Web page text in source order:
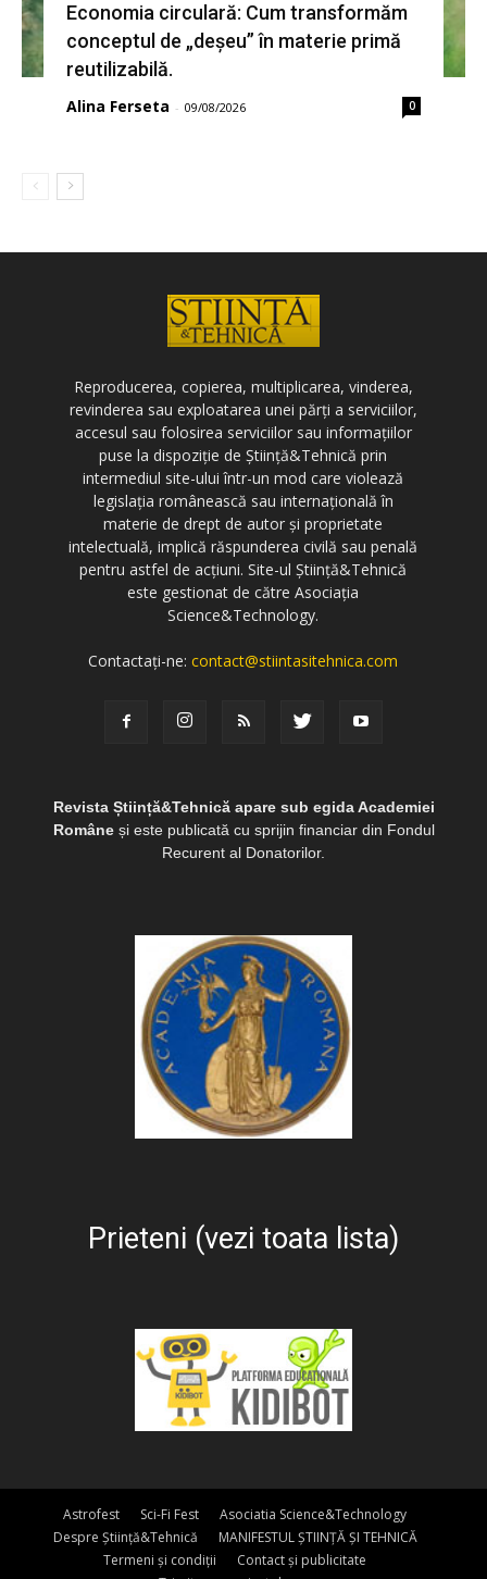
Economia circulară: Cum transformăm
conceptul de „deșeu” în materie primă
reutilizabilă.
Alina Ferseta - 09/08/2026 0
Reproducerea, copierea, multiplicarea, vinderea,
revinderea sau exploatarea unei părți a serviciilor,
accesul sau folosirea serviciilor sau informațiilor
puse la dispoziție de Știință&Tehnică prin
intermediul site-ului într-un mod care violează
legislația românească sau internațională în
materie de drept de autor și proprietate
intelectuală, implică răspunderea civilă sau penală
pentru astfel de acțiuni. Site-ul Știință&Tehnică
este gestionat de către Asociația
Science&Technology.
Contactați-ne:contact@stiintasitehnica.com
Revista Știință&Tehnică apare sub egida Academiei
Româneși este publicată cu sprijin financiar din Fondul
Recurent al Donatorilor.
Prieteni (vezi toata lista)
Astrofest Sci-Fi Fest
Asociatia Science&Technology
Despre Știință&Tehnică
MANIFESTUL ȘTIINȚĂ ȘI TEHNICĂ
Termeni și condiții
Contact și publicitate